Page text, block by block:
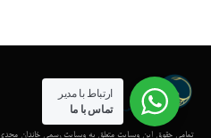
تمامی حقوق این وبسایت متعلق به وبسایت رسمی خاندان
ارتباط با مدیر
تماس با ما